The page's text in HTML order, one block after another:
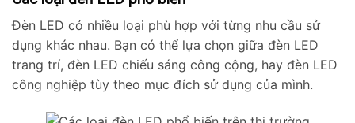
Đèn LED có nhiều loại phù hợp với từng nhu cầu sử
dụng khác nhau. Bạn có thể lựa chọn giữa đèn LED
trang trí, đèn LED chiếu sáng công cộng, hay đèn LED
công nghiệp tùy theo mục đích sử dụng của mình.